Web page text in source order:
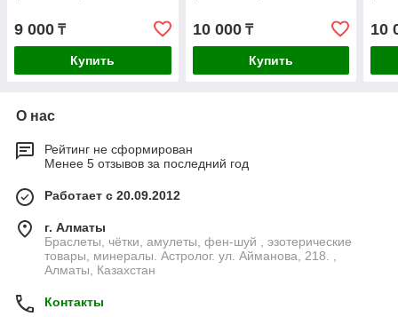
9 000 ₸
Купить
10 000₸
Купить
10
О нас
Рейтинг не сформирован
Менее 5 отзывов за последний год
Работает с 20.09.2012
г. Алматы
Браслеты, чётки, амулеты, фен-шуй , эзотерические
товары, минералы. Астролог. ул. Айманова, 218. ,
Алматы, Казахстан
Контакты